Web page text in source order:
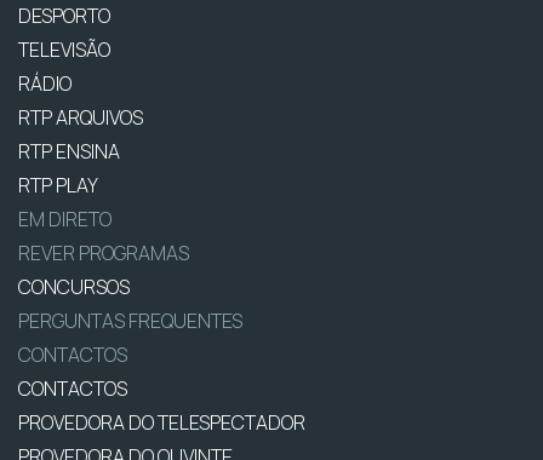
DESPORTO
TELEVISÃO
RÁDIO
RTP ARQUIVOS
RTP ENSINA
RTP PLAY
EM DIRETO
REVER PROGRAMAS
CONCURSOS
PERGUNTAS FREQUENTES
CONTACTOS
CONTACTOS
PROVEDORA DO TELESPECTADOR